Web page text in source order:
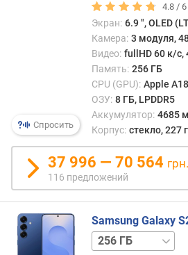
н
о
ш
е
н
и
Спросить
4.8 / 6
Экран: 6.9 ", OLED
Камера: 3 модуля,
Видео: fullHD 60 к/с,
Память: 256 ГБ
CPU (GPU): Apple
ОЗУ: 8 ГБ, LPDDR5
Аккумулятор: 4685
Корпус: стекло, 227
37 996 — 70 564 грн.
116 предложений
Samsung Galaxy
128 ГБ512 ГБ